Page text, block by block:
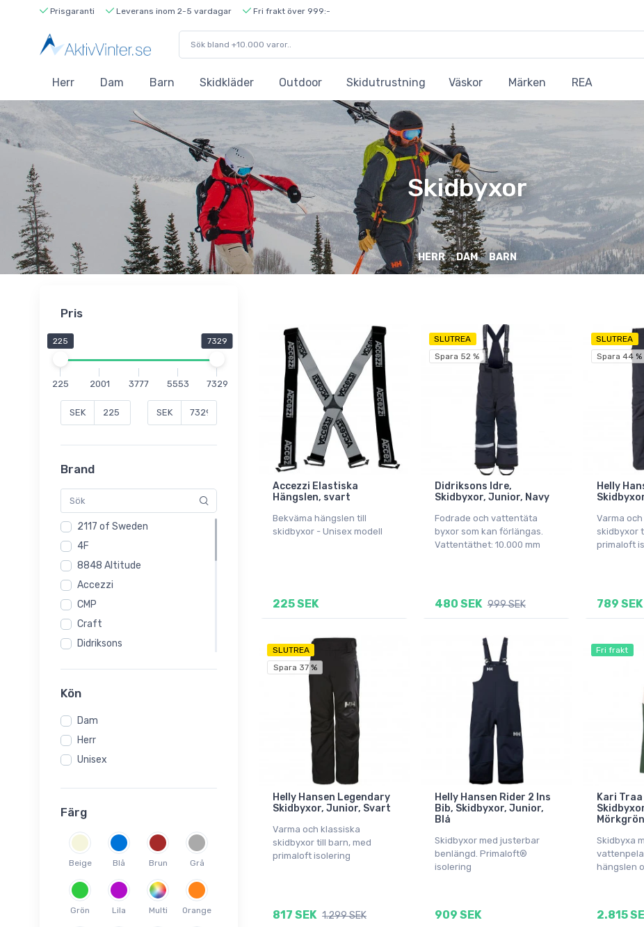
Prisgaranti Leverans inom 2-5 vardagar Fri frakt över 999:-
Herr Dam Barn Skidkläder Outdoor Skidutrustning Väskor Märken REA
Skidbyxor
HERR DAM BARN
Pris
225 7329
225 2001 3777 5553 7329
SEK SEK
Brand
2117 of Sweden
4F
8848 Altitude
Accezzi
CMP
Craft
Didriksons
Jack Wolfskin
Kappa
Kari Traa
Montane
Ortovox
Scott
SLOPE
Swix
Vaude
Kön
Dam
Herr
Unisex
Färg
Beige Blå Brun Grå
Grön Lila Multi Orange
Accezzi Elastiska
Hängslen, svart
Bekväma hängslen till
skidbyxor - Unisex modell
225 SEK
SLUTREA
Spara 52 %
Didriksons Idre,
Skidbyxor, Junior, Navy
Fodrade och vattentäta
byxor som kan förlängas.
Vattentäthet: 10.000 mm
480 SEK 999 SEK
SLUTREA
Spara 44 %
Helly
Varma
skidbyxor
primaloft
789 SEK
SLUTREA
Spara 37 %
Helly Hansen Legendary
Skidbyxor, Junior, Svart
Varma och klassiska
skidbyxor till barn, med
primaloft isolering
817 SEK 1.299 SEK
Helly Hansen Rider 2 Ins
Bib, Skidbyxor, Junior,
Blå
Skidbyxor med justerbar
benlängd. Primaloft®
isolering
909 SEK
Fri frakt
Kari
Mörkgrön
Skidbyxa
hängslen
2.815